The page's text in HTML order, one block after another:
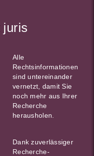
juris
Alle
Rechtsinformationen
sind untereinander
vernetzt, damit Sie
noch mehr aus Ihrer
Recherche
herausholen.
Dank zuverlässiger
Recherche-